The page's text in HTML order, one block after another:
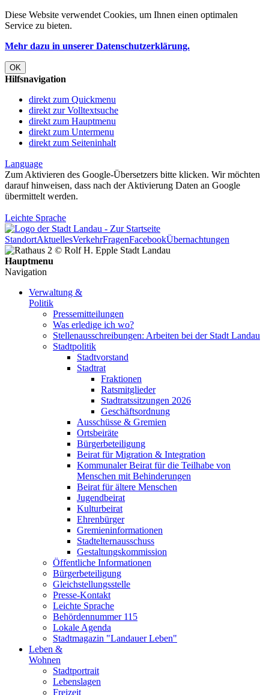
Diese Website verwendet Cookies, um Ihnen einen optimalen
Service zu bieten.
Mehr dazu in unserer Datenschutzerklärung.
OK
Hilfsnavigation
direkt zum Quickmenu
direkt zur Volltextsuche
direkt zum Hauptmenu
direkt zum Untermenu
direkt zum Seiteninhalt
Language
Zum Aktivieren des Google-Übersetzers bitte klicken. Wir möchten
darauf hinweisen, dass nach der Aktivierung Daten an Google
übermittelt werden.
Leichte Sprache
StandortAktuellesVerkehrFragenFacebookÜbernachtungen
Hauptmenu
Navigation
Verwaltung &
Politik
Pressemitteilungen
Was erledige ich wo?
Stellenausschreibungen: Arbeiten bei der Stadt Landau
Stadtpolitik
Stadtvorstand
Stadtrat
Fraktionen
Ratsmitglieder
Stadtratssitzungen 2026
Geschäftsordnung
Ausschüsse & Gremien
Ortsbeiräte
Bürgerbeteiligung
Beirat für Migration & Integration
Kommunaler Beirat für die Teilhabe von
Menschen mit Behinderungen
Beirat für ältere Menschen
Jugendbeirat
Kulturbeirat
Ehrenbürger
Gremieninformationen
Stadtelternausschuss
Gestaltungskommission
Öffentliche Informationen
Bürgerbeteiligung
Gleichstellungsstelle
Presse-Kontakt
Leichte Sprache
Behördennummer 115
Lokale Agenda
Stadtmagazin "Landauer Leben"
Leben &
Wohnen
Stadtportrait
Lebenslagen
Freizeit